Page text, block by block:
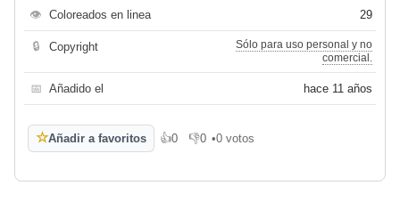
👁 Coloreados en linea 29
🔒 Copyright
Sólo para uso personal y no
comercial.
📅 Añadido el hace 11 años
☆Añadir a favoritos 👍0
Me gusta
👎0
No me gusta
•0 votos